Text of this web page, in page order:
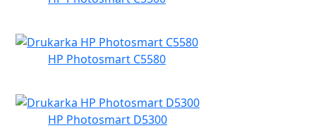
HP Photosmart C5580
HP Photosmart D5300